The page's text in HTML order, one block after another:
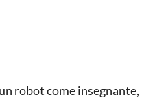
robot come insegnante,